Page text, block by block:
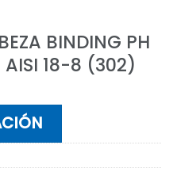
BINDING PH
AISI 18-8 (302)